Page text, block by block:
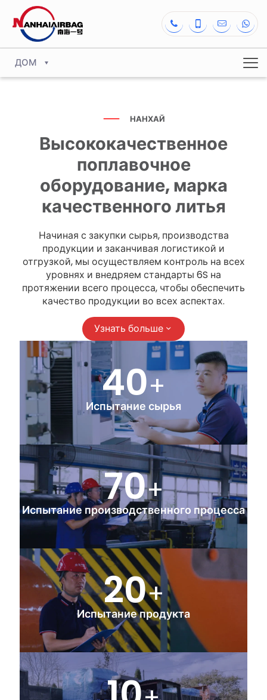
ДОМ
НАНХАЙ
Высококачественное
поплавочное
оборудование, марка
качественного литья
Начиная с закупки сырья, производства
продукции и заканчивая логистикой и
отгрузкой, мы осуществляем контроль на всех
уровнях и внедряем стандарты 6S на
протяжении всего процесса, чтобы обеспечить
качество продукции во всех аспектах.
Узнать больше
40+
Испытание сырья
70+
Испытание производственного процесса
20+
Испытание продукта